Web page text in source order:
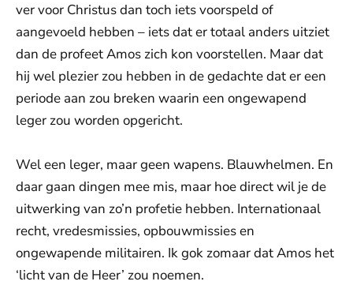
ver voor Christus dan toch iets voorspeld of
aangevoeld hebben – iets dat er totaal anders uitziet
dan de profeet Amos zich kon voorstellen. Maar dat
hij wel plezier zou hebben in de gedachte dat er een
periode aan zou breken waarin een ongewapend
leger zou worden opgericht.
Wel een leger, maar geen wapens. Blauwhelmen. En
daar gaan dingen mee mis, maar hoe direct wil je de
uitwerking van zo’n profetie hebben. Internationaal
recht, vredesmissies, opbouwmissies en
ongewapende militairen. Ik gok zomaar dat Amos het
‘licht van de Heer’ zou noemen.